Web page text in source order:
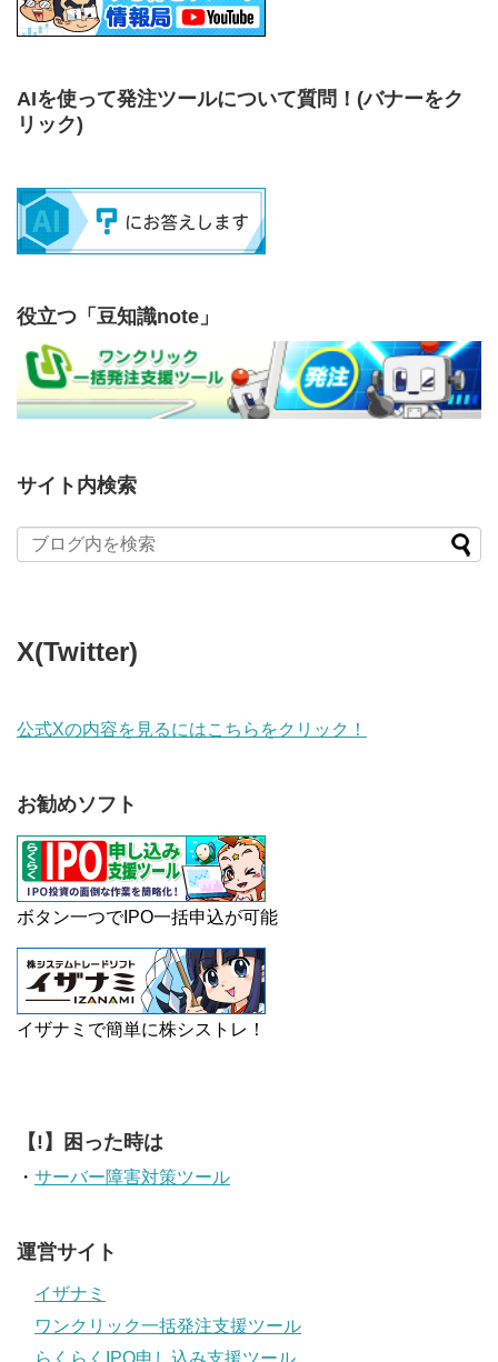
AIを使って発注ツールについて質問！ (バナーをク
リック)
役立つ「豆知識note」
サイト内検索
X(Twitter)
公式Xの内容を見るにはこちらをクリック！
お勧めソフト
ボタン一つでIPO一括申込が可能
イザナミで簡単に株シストレ！
【!】困った時は
・ サーバー障害対策ツール
運営サイト
イザナミ
ワンクリック一括発注支援ツール